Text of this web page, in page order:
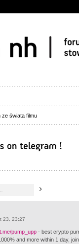
świata filmu
23, 23:27
pump_upp - best crypto
and more within 1 day,